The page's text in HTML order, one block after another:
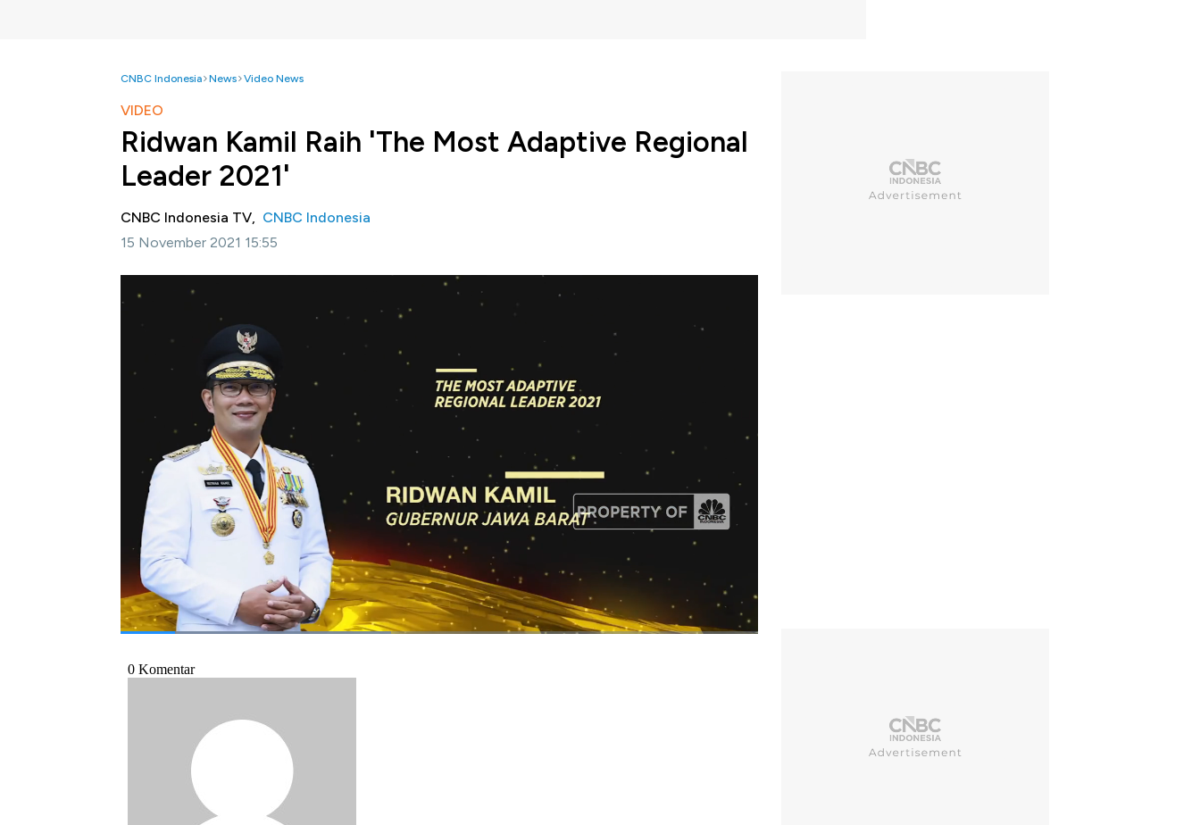
CNBC Indonesia News Video News
VIDEO
Ridwan Kamil Raih 'The Most Adaptive Regional
Leader 2021'
CNBC Indonesia TV, CNBC Indonesia
15 November 2021 15:55
CNBC Indonesia menggelar CNBC Indonesia Awards 2021 sebagai
wujud apresiasi dan kinerja yang telah diraih para pelaku ekonomi dan dunia usaha sepanjang tahun
Dalam CNBC Indonesia Awards 2021 Kategori 'The Best Regional Leaders' memberikan
penghargaan kepada Gubernur Jawa Barat, Ridwan Kamil sebagai 'The Most Adaptive Regional
Selengkapnya simak dalam CNBC Indonesia Awards 2021 (Senin, 15/11/2021)
Bagikan:
#ridwan kamil #cnbc indonesia awards